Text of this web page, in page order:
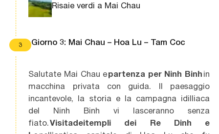
Risaie verdi a Mai Chau
3 Giorno 3: Mai Chau – Hoa Lu – Tam Coc
Salutate Mai Chau epartenza per Ninh Binh in
macchina privata con guida. Il paesaggio
incantevole, la storia e la campagna idilliaca
del Ninh Binh vi lasceranno senza
fiato.Visita dei templi dei Re Dinh e